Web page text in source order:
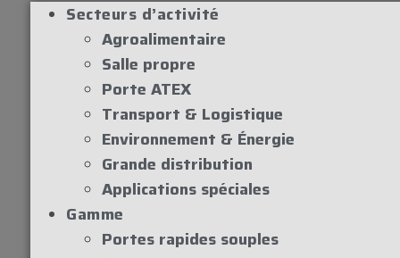
Secteurs d’activité
Agroalimentaire
Salle propre
Porte ATEX
Transport & Logistique
Environnement & Énergie
Grande distribution
Applications spéciales
Gamme
Portes rapides souples